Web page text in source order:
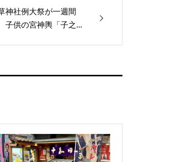
神社例大祭が一週間
子供の宮神輿「子之...